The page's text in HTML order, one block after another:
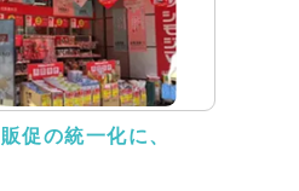
促の統一化に、